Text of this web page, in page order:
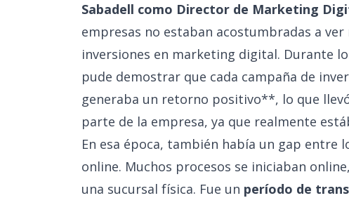
Sabadell como Director de Marketing
empresas no estaban acostumbradas a
inversiones en marketing digital. Durante
pude demostrar que cada campaña de
generaba un retorno positivo**, lo que
parte de la empresa, ya que realmente
En esa época, también había un gap entre
online. Muchos procesos se iniciaban
una sucursal física. Fue un período de